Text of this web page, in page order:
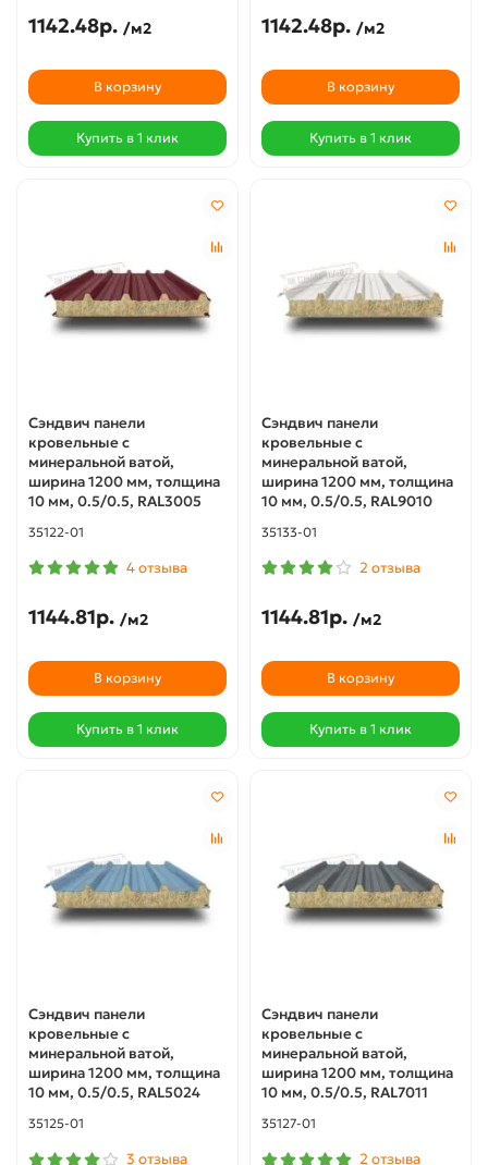
1142.48р. /м2
В корзину
Купить в 1 клик
1142.48р. /м2
В корзину
Купить в 1 клик
Сэндвич панели
кровельные с
минеральной ватой,
ширина 1200 мм, толщина
10 мм, 0.5/0.5, RAL3005
35122-01
4 отзыва
1144.81р. /м2
В корзину
Купить в 1 клик
Сэндвич панели
кровельные с
минеральной ватой,
ширина 1200 мм, толщина
10 мм, 0.5/0.5, RAL9010
35133-01
2 отзыва
1144.81р. /м2
В корзину
Купить в 1 клик
Сэндвич панели
кровельные с
минеральной ватой,
ширина 1200 мм, толщина
10 мм, 0.5/0.5, RAL5024
35125-01
3 отзыва
Сэндвич панели
кровельные с
минеральной ватой,
ширина 1200 мм, толщина
10 мм, 0.5/0.5, RAL7011
35127-01
2 отзыва